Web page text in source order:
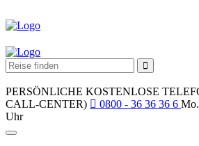
PERSÖNLICHE KOSTENLOSE
CALL-CENTER)
0800 - 36 36 36 6
Uhr